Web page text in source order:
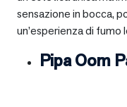
sensazione in bocca,
un’esperienza di
Pipa Oom